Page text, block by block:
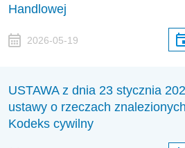
Handlowej
2026-05-19
USTAWA z dnia 23 stycznia
ustawy o rzeczach
Kodeks cywilny